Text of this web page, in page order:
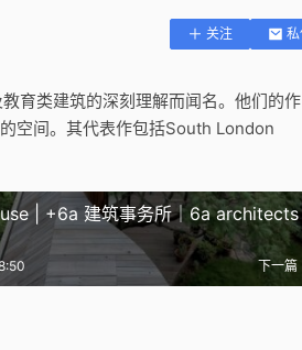
关注
育类建筑的深刻理解而闻名。他们的
空间。其代表作包括South London
| +6a 建筑事务所｜6a architects
下一篇
摄影工作室，Juergen Teller 设
计 / Photography Studio for